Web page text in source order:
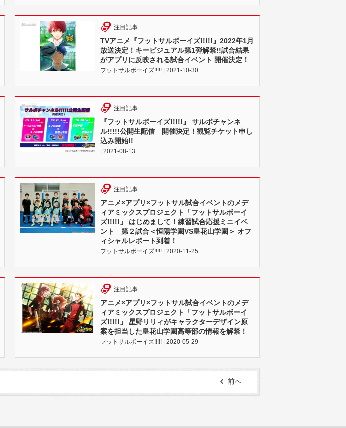
注目記事
TVアニメ『フットサルボーイズ!!!!!』2022年1月
放送決定！キービジュアル第1弾解禁!!試合結果
がアプリに反映される試合イベント 開催決定！
フットサルボーイズ!!!!! | 2021-10-30
注目記事
『フットサルボーイズ!!!!!』 サルボチャンネ
ル!!!!!公開生配信 開催決定！観覧チケット申し
込み開始!!
| 2021-08-13
注目記事
アニメ×アプリ×フットサル試合イベントのメデ
ィアミックスプロジェクト「フットサルボーイ
ズ!!!!!」 はじめまして！練習試合応援ミニイベ
ント 第２試合＜恒陽学園VS皇花山学園＞ オフ
ィシャルレポート到着！
フットサルボーイズ!!!!! | 2020-11-25
注目記事
アニメ×アプリ×フットサル試合イベントのメデ
ィアミックスプロジェクト「フットサルボーイ
ズ!!!!!」 星野リリィがキャラクターデザイン原
案を担当した皇花山学園高等部の情報を解禁！
フットサルボーイズ!!!!! | 2020-05-29
前へ